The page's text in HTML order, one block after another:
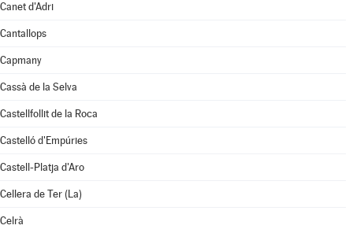
Canet d'Adri
Cantallops
Capmany
Cassà de la Selva
Castellfollit de la Roca
Castelló d'Empúries
Castell-Platja d'Aro
Cellera de Ter (La)
Celrà